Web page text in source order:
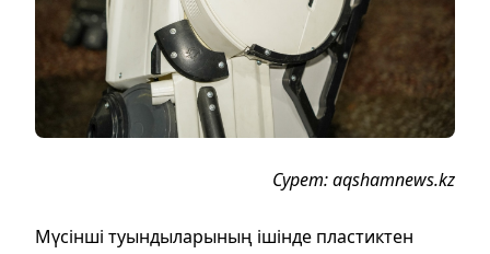
Сурет: aqshamnews.kz
Мүсінші туындыларының ішінде пластиктен